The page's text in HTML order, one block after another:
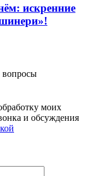
искренние
вопросы
моих
и обсуждения